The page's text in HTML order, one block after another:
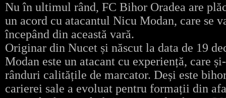
Nu în ultimul rând, FC Bihor Oradea are
un acord cu atacantul Nicu Modan, care se
începând din această vară.
Originar din Nucet și născut la data de 19
Modan este un atacant cu experiență, care
rânduri calitățile de marcator. Deși este
carierei sale a evoluat pentru formații din